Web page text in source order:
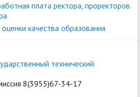
плата ректора, проректоров
качества образования
технический
8(3955)67-34-17